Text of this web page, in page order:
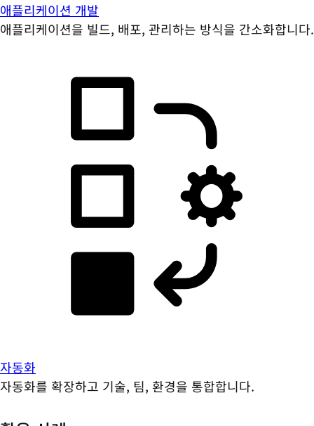
애플리케이션 개발
애플리케이션을 빌드, 배포, 관리하는 방식을 간소화합니다.
자동화
자동화를 확장하고 기술, 팀, 환경을 통합합니다.